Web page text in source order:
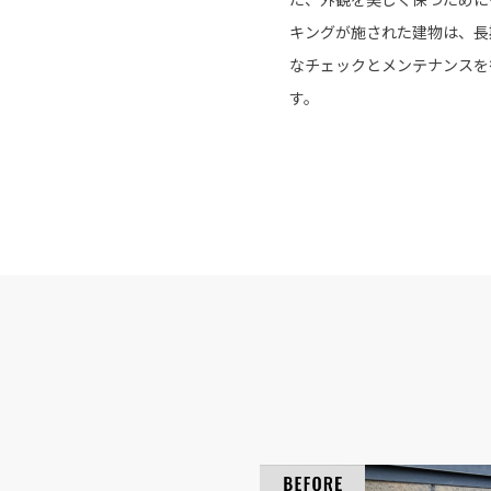
キングが施された建物は、
なチェックとメンテナンス
す。